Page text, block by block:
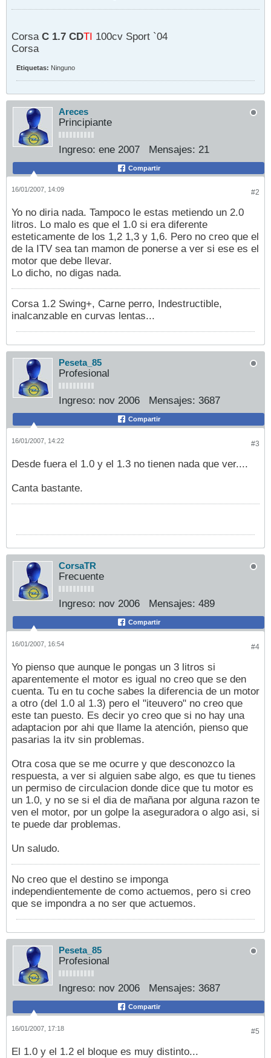
Corsa C 1.7 CDTI 100cv Sport `04
Corsa
Etiquetas: Ninguno
Areces
Principiante
Ingreso: ene 2007 Mensajes: 21
Compartir
#2
16/01/2007, 14:09
Yo no diria nada. Tampoco le estas metiendo un 2.0
litros. Lo malo es que el 1.0 si era diferente
esteticamente de los 1,2 1,3 y 1,6. Pero no creo que el
de la ITV sea tan mamon de ponerse a ver si ese es el
motor que debe llevar.
Lo dicho, no digas nada.
Corsa 1.2 Swing+, Carne perro, Indestructible,
inalcanzable en curvas lentas...
Peseta_85
Profesional
Ingreso: nov 2006 Mensajes: 3687
Compartir
#3
16/01/2007, 14:22
Desde fuera el 1.0 y el 1.3 no tienen nada que ver....
Canta bastante.
CorsaTR
Frecuente
Ingreso: nov 2006 Mensajes: 489
Compartir
#4
16/01/2007, 16:54
Yo pienso que aunque le pongas un 3 litros si
aparentemente el motor es igual no creo que se den
cuenta. Tu en tu coche sabes la diferencia de un motor
a otro (del 1.0 al 1.3) pero el "iteuvero" no creo que
este tan puesto. Es decir yo creo que si no hay una
adaptacion por ahi que llame la atención, pienso que
pasarias la itv sin problemas.
Otra cosa que se me ocurre y que desconozco la
respuesta, a ver si alguien sabe algo, es que tu tienes
un permiso de circulacion donde dice que tu motor es
un 1.0, y no se si el dia de mañana por alguna razon te
ven el motor, por un golpe la aseguradora o algo asi, si
te puede dar problemas.
Un saludo.
No creo que el destino se imponga
independientemente de como actuemos, pero si creo
que se impondra a no ser que actuemos.
Peseta_85
Profesional
Ingreso: nov 2006 Mensajes: 3687
Compartir
#5
16/01/2007, 17:18
El 1.0 y el 1.2 el bloque es muy distinto...